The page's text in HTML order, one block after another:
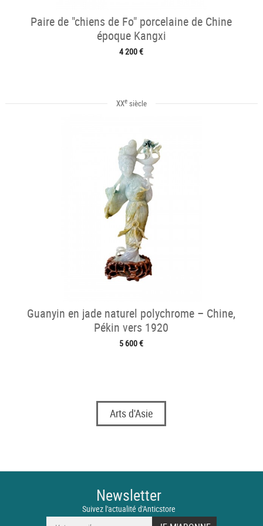
Paire de "chiens de Fo" porcelaine de Chine
époque Kangxi
4 200 €
XXesiècle
Guanyin en jade naturel polychrome – Chine,
Pékin vers 1920
5 600 €
Arts d'Asie
Newsletter
Suivez l'actualité d'Anticstore